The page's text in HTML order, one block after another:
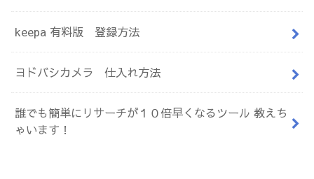
keepa 有料版 登録方法
ヨドバシカメラ 仕入れ方法
誰でも簡単にリサーチが１０倍早くなるツール 教えち
ゃいます！